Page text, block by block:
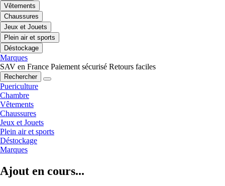
Vêtements
Chaussures
Jeux et Jouets
Plein air et sports
Déstockage
Marques
SAV en France Paiement sécurisé Retours faciles
Rechercher
Puericulture
Chambre
Vêtements
Chaussures
Jeux et Jouets
Plein air et sports
Déstockage
Marques
Ajout en cours...